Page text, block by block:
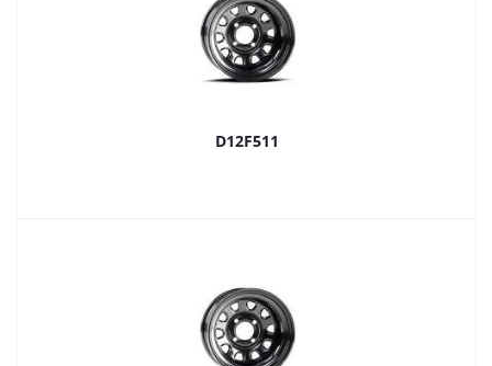
D12F511